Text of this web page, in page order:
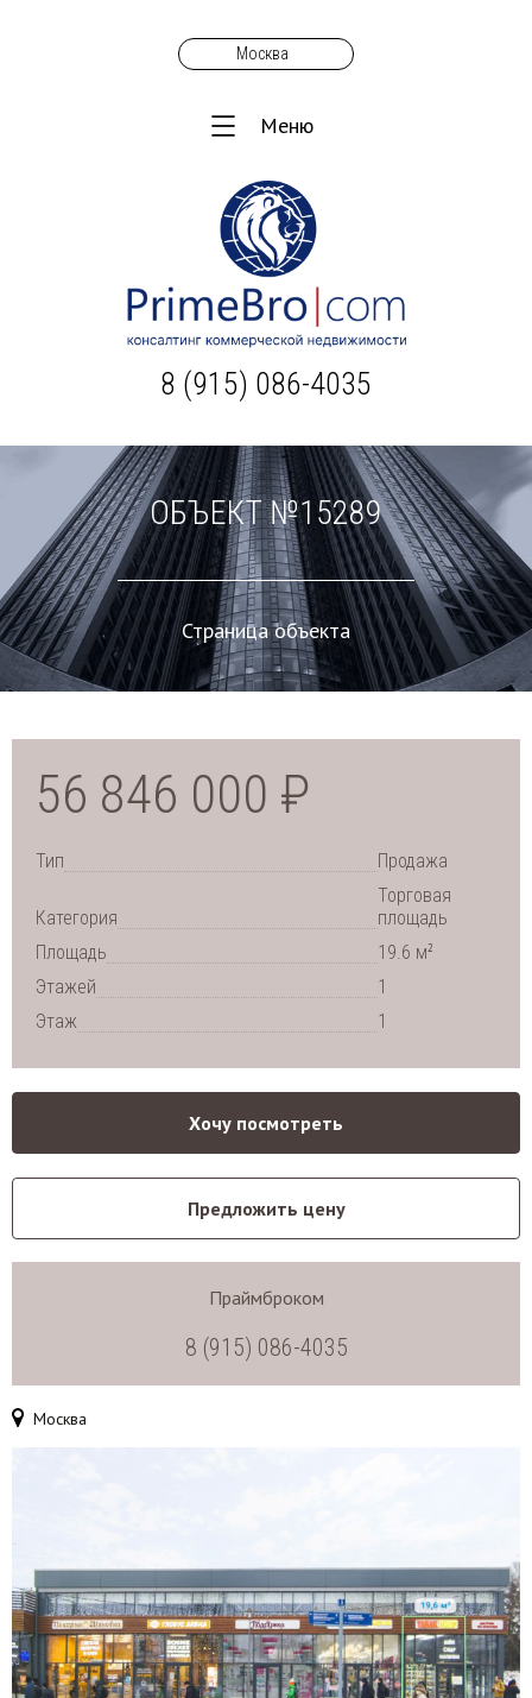
Москва
Меню
8 (915) 086-4035
ОБЪЕКТ №15289
Страница объекта
56 846 000 ₽
Тип Продажа
Категория
Торговая
площадь
Площадь
19.6 м2
Этажей
1
Этаж
1
Хочу посмотреть
Предложить цену
Праймброком
8 (915) 086-4035
Москва